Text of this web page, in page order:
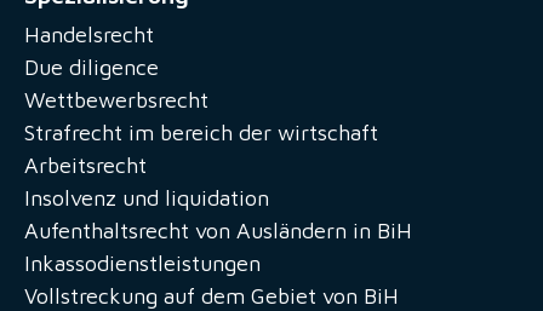
Handelsrecht
Due diligence
Wettbewerbsrecht
Strafrecht im bereich der wirtschaft
Arbeitsrecht
Insolvenz und liquidation
Aufenthaltsrecht von Ausländern in BiH
Inkassodienstleistungen
Vollstreckung auf dem Gebiet von BiH